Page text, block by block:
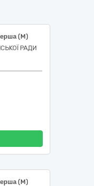
(M)
РАДИ
(M)